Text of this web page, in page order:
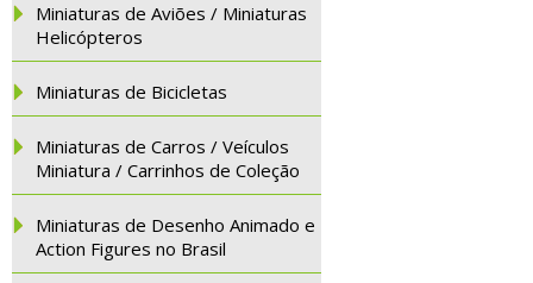
Miniaturas de Aviões / Miniaturas
Helicópteros
Miniaturas de Bicicletas
Miniaturas de Carros / Veículos
Miniatura / Carrinhos de Coleção
Miniaturas de Desenho Animado e
Action Figures no Brasil